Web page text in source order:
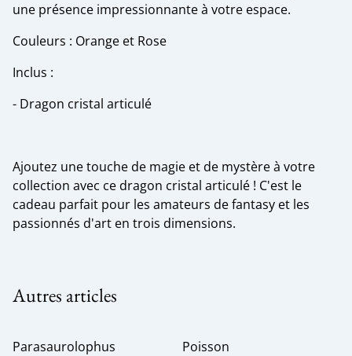
une présence impressionnante à votre espace.
Couleurs : Orange et Rose
Inclus :
- Dragon cristal articulé
Ajoutez une touche de magie et de mystère à votre
collection avec ce dragon cristal articulé ! C'est le
cadeau parfait pour les amateurs de fantasy et les
passionnés d'art en trois dimensions.
Autres articles
Parasaurolophus
Poisson